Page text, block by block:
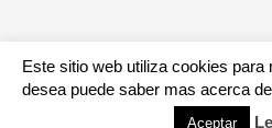
Este sitio web utiliza cookies para
desea puede saber mas acerca
Aceptar